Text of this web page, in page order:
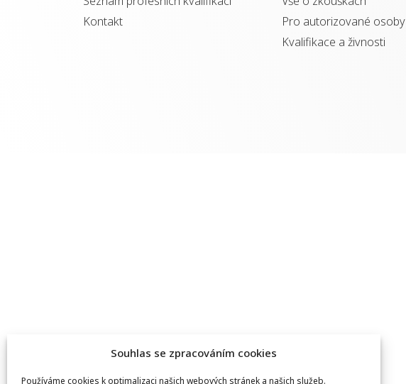
Souhlas se zpracováním cookies
Používáme cookies k optimalizaci našich webových stránek a našich služeb.
Kontakt
Pro autorizované osoby
Kvalifikace a živnosti